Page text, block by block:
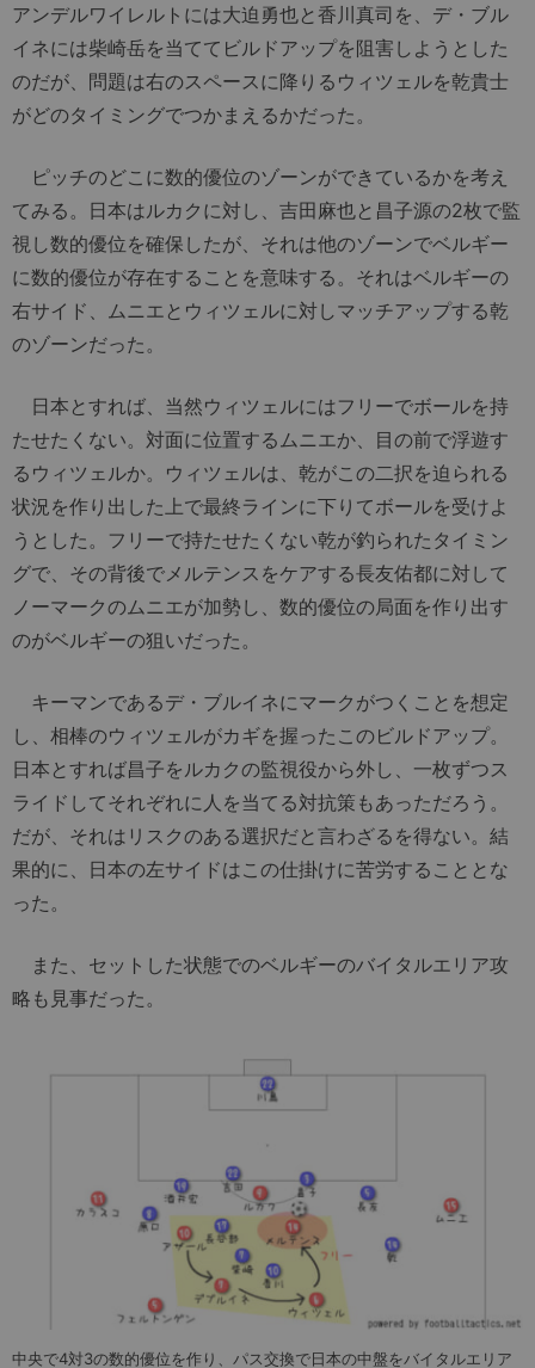
アンデルワイレルトには大迫勇也と香川真司を、デ・ブル
イネには柴崎岳を当ててビルドアップを阻害しようとした
のだが、問題は右のスペースに降りるウィツェルを乾貴士
がどのタイミングでつかまえるかだった。
ピッチのどこに数的優位のゾーンができているかを考え
てみる。日本はルカクに対し、吉田麻也と昌子源の2枚で監
視し数的優位を確保したが、それは他のゾーンでベルギー
に数的優位が存在することを意味する。それはベルギーの
右サイド、ムニエとウィツェルに対しマッチアップする乾
のゾーンだった。
日本とすれば、当然ウィツェルにはフリーでボールを持
たせたくない。対面に位置するムニエか、目の前で浮遊す
るウィツェルか。ウィツェルは、乾がこの二択を迫られる
状況を作り出した上で最終ラインに下りてボールを受けよ
うとした。フリーで持たせたくない乾が釣られたタイミン
グで、その背後でメルテンスをケアする長友佑都に対して
ノーマークのムニエが加勢し、数的優位の局面を作り出す
のがベルギーの狙いだった。
キーマンであるデ・ブルイネにマークがつくことを想定
し、相棒のウィツェルがカギを握ったこのビルドアップ。
日本とすれば昌子をルカクの監視役から外し、一枚ずつス
ライドしてそれぞれに人を当てる対抗策もあっただろう。
だが、それはリスクのある選択だと言わざるを得ない。結
果的に、日本の左サイドはこの仕掛けに苦労することとな
った。
また、セットした状態でのベルギーのバイタルエリア攻
略も見事だった。
中央で4対3の数的優位を作り、パス交換で日本の中盤をバイタルエリア